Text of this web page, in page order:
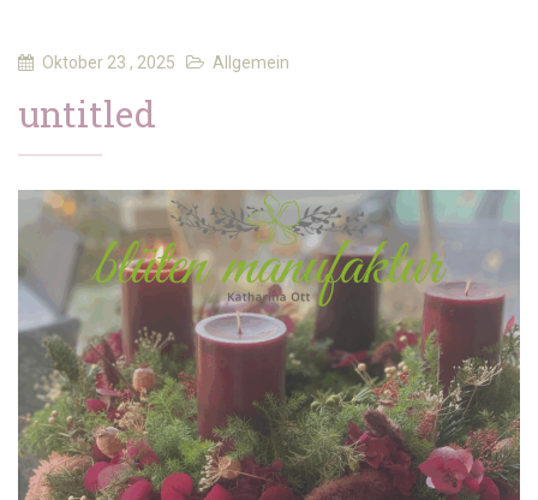
Oktober 23 , 2025 Allgemein
untitled